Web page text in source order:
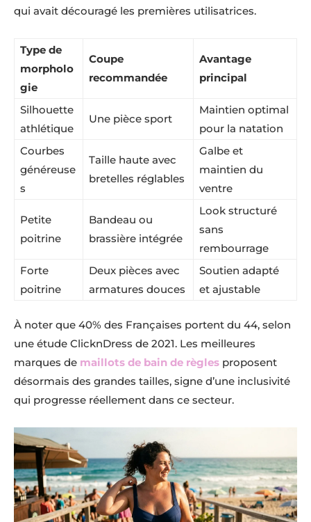
qui avait découragé les premières utilisatrices.
Type de
morpholo
gie
Coupe
recommandée
Avantage
principal
Silhouette
athlétique
Une pièce sport
Maintien optimal
pour la natation
Courbes
généreuse
s
Taille haute avec
bretelles réglables
Galbe et
maintien du
ventre
Petite
poitrine
Bandeau ou
brassière intégrée
Look structuré
sans
rembourrage
Forte
poitrine
Deux pièces avec
armatures douces
Soutien adapté
et ajustable
À noter que 40% des Françaises portent du 44, selon
une étude ClicknDress de 2021. Les meilleures
marques de maillots de bain de règles proposent
désormais des grandes tailles, signe d’une inclusivité
qui progresse réellement dans ce secteur.